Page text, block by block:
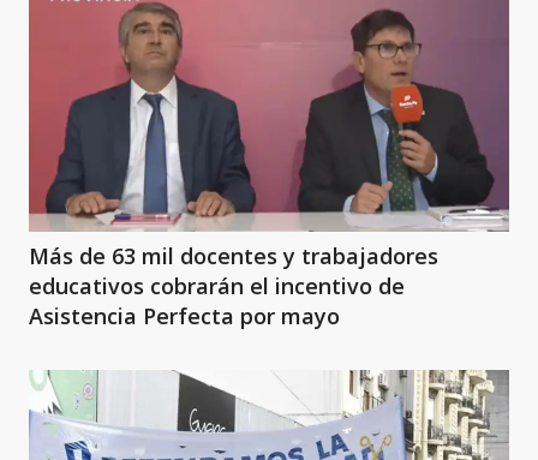
Más de 63 mil docentes y trabajadores
educativos cobrarán el incentivo de
Asistencia Perfecta por mayo